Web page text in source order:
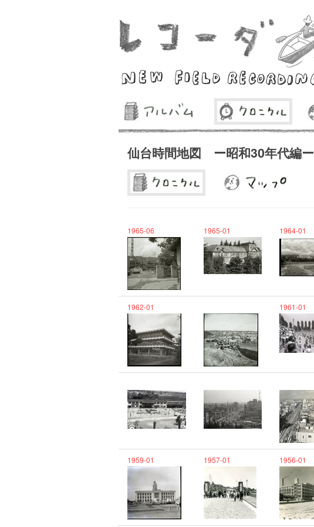
仙台時間地図 ー昭和30年代編ー
1965-06 1965-01 1964-01
1962-01 1961-01
1959-01 1957-01 1956-01